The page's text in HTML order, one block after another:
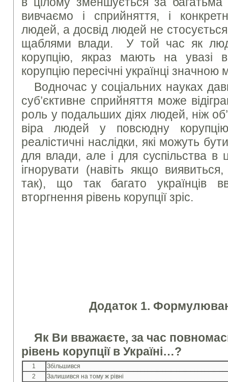
вивчаємо і сприйняття, і
людей, а досвід людей не
щаблями влади. У той час як
корупцію, якраз мають на увазі
корупцію пересічні українці
Водночас у соціальних науках
суб’єктивне сприйняття може
роль у подальших діях людей, ніж
віра людей у повсюдну
реалістичні наслідки, які можуть
для влади, але і для суспільства
ігнорувати (навіть якщо
так), що так багато українців
вторгнення рівень корупції зріс.
Додаток 1.
Як Ви вважаєте, за час
рівень корупції в Україні…?
1
Збільшився
2
Залишився на тому ж рівні